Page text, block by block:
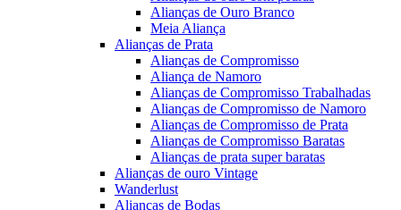
Alianças de Ouro Branco
Meia Aliança
Alianças de Prata
Alianças de Compromisso
Aliança de Namoro
Alianças de Compromisso Trabalhadas
Alianças de Compromisso de Namoro
Alianças de Compromisso de Prata
Alianças de Compromisso Baratas
Alianças de prata super baratas
Alianças de ouro Vintage
Wanderlust
Alianças de Bodas